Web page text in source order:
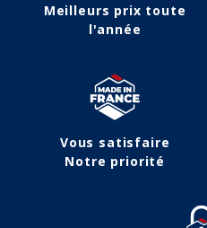
Meilleurs prix toute
l'année
Vous satisfaire
Notre priorité